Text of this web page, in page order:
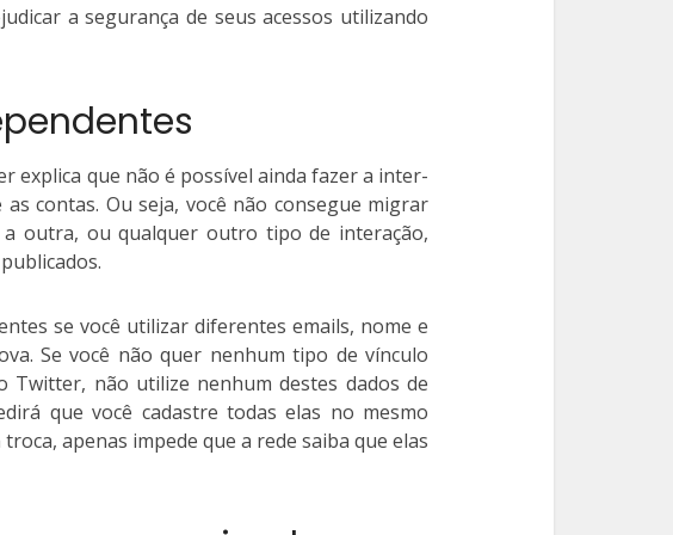
a segurança de seus acessos utilizando
explica que não é possível ainda fazer a inter-
contas. Ou seja, você não consegue migrar
outra, ou qualquer outro tipo de interação,
se você utilizar diferentes emails, nome e
Se você não quer nenhum tipo de vínculo
Twitter, não utilize nenhum destes dados de
que você cadastre todas elas no mesmo
apenas impede que a rede saiba que elas